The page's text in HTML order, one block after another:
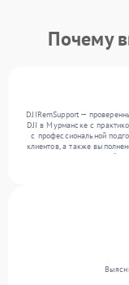
Почему
DJIRemSupport —
DJI в Мурманске с
с профессиональной
клиентов, а также
поступает от 300
обеспечиваем